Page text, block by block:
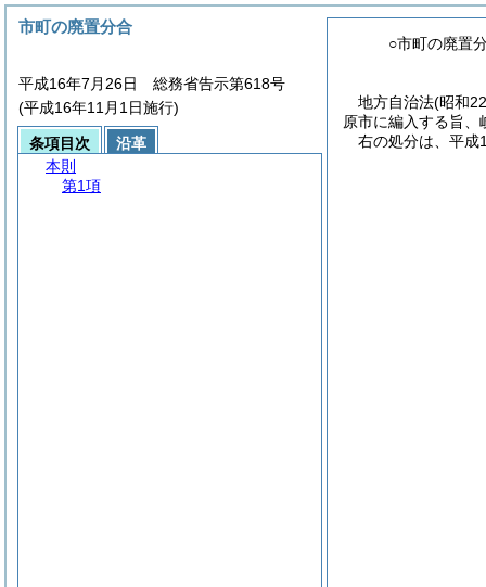
○市町の廃置
地方自治法(昭和
原市に編入する旨
右の処分は、平成
市町の廃置分合
平成16年7月26日 総務省告示第618号
(平成16年11月1日施行)
条項目次
沿革
本則
第1項